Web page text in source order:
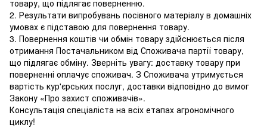
товару, що підлягає поверненню.
2. Результати випробувань посівного матеріалу в домашніх
умовах є підставою для повернення товару.
3. Повернення коштів чи обмін товару здійснюється після
отримання Постачальником від Споживача партії товару,
що підлягає обміну. Зверніть увагу: доставку товару при
поверненні оплачує споживач. З Споживача утримується
вартість кур'єрських послуг, доставки відповідно до вимог
Закону «Про захист споживачів».
Консультація спеціаліста на всіх етапах агрономічного
циклу!